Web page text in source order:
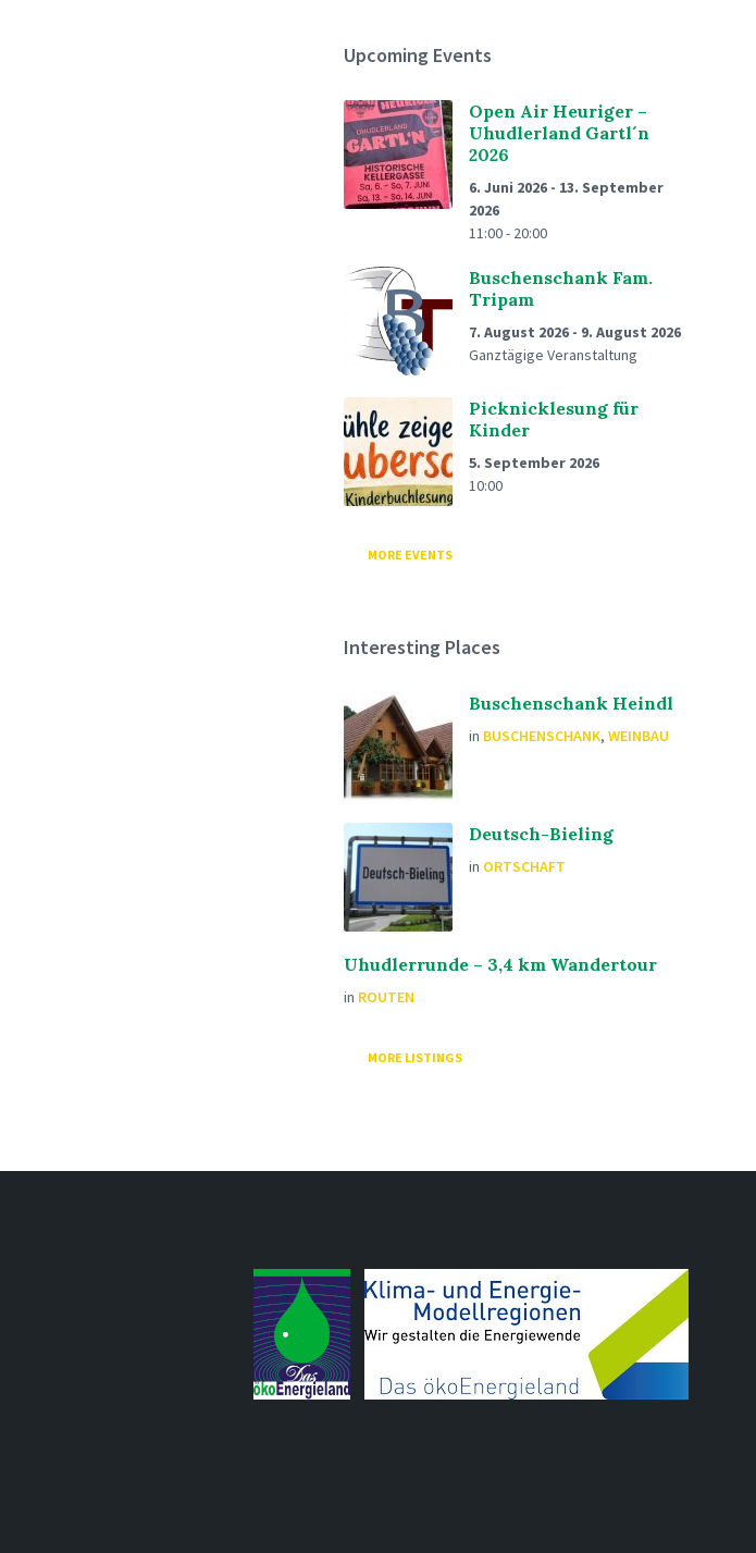
Upcoming Events
Open Air Heuriger –
Uhudlerland Gartl´n
2026
6. Juni 2026 - 13. September
2026
11:00 - 20:00
Buschenschank Fam.
Tripam
7. August 2026 - 9. August 2026
Ganztägige Veranstaltung
Picknicklesung für
Kinder
5. September 2026
10:00
MORE EVENTS
Interesting Places
Buschenschank Heindl
in BUSCHENSCHANK,WEINBAU
Deutsch-Bieling
in ORTSCHAFT
Uhudlerrunde – 3,4 km Wandertour
in ROUTEN
MORE LISTINGS